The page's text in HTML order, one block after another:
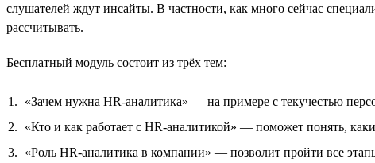
слушателей ждут инсайты. В частности, как много сейчас
рассчитывать.
Бесплатный модуль состоит из трёх тем:
«Зачем нужна HR-аналитика» — на примере с текучестью
«Кто и как работает с HR-аналитикой» — поможет понять,
«Роль HR-аналитика в компании» — позволит пройти все